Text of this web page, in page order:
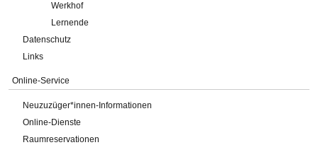
Werkhof
Lernende
Datenschutz
Links
Online-Service
Neuzuzüger*innen-Informationen
Online-Dienste
Raumreservationen